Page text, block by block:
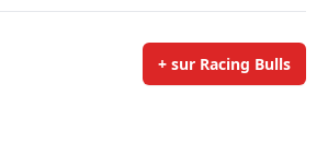
+ sur Racing Bulls